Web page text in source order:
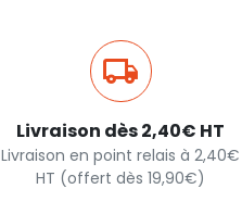
Livraison dès 2,40€ HT
Livraison en point relais à 2,40€
HT (offert dès 19,90€)